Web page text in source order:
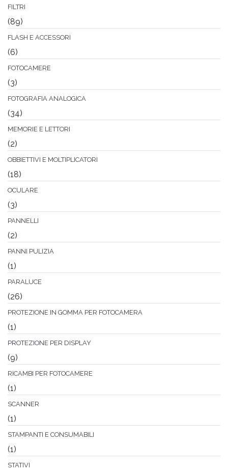
FILTRI
(89)
FLASH E ACCESSORI
(6)
FOTOCAMERE
(3)
FOTOGRAFIA ANALOGICA
(34)
MEMORIE E LETTORI
(2)
OBBIETTIVI E MOLTIPLICATORI
(18)
OCULARE
(3)
PANNELLI
(2)
PANNI PULIZIA
(1)
PARALUCE
(26)
PROTEZIONE IN GOMMA PER FOTOCAMERA
(1)
PROTEZIONE PER DISPLAY
(9)
RICAMBI PER FOTOCAMERE
(1)
SCANNER
(1)
STAMPANTI E CONSUMABILI
(1)
STATIVI